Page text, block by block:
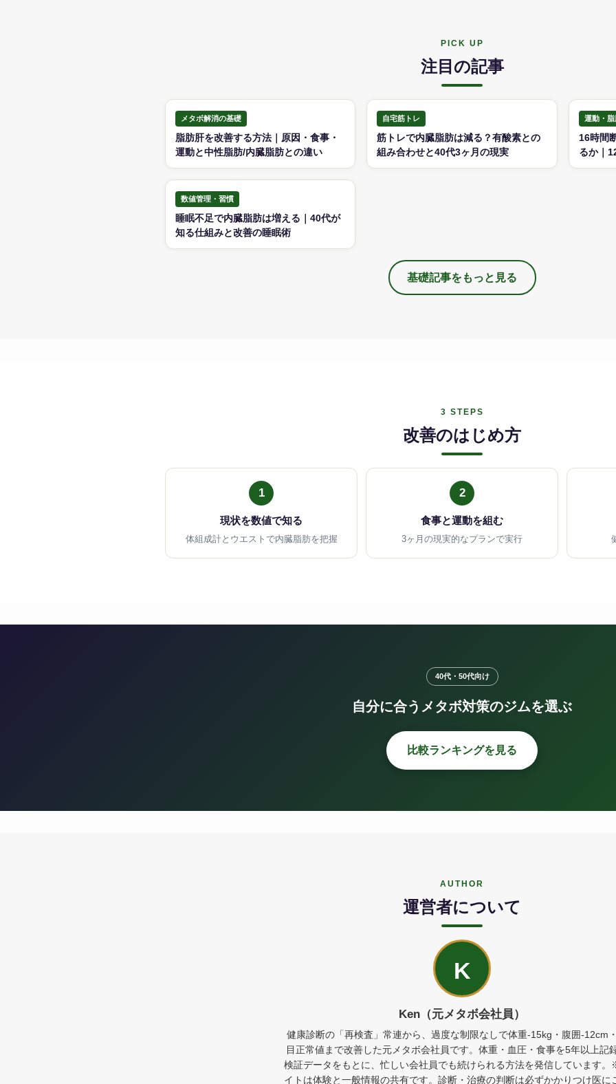
PICK UP
注目の記事
メタボ解消の基礎
脂肪肝を改善する方法｜原因・食事・
運動と中性脂肪/内臓脂肪との違い
自宅筋トレ
筋トレで内臓脂肪は減る？有酸素との
組み合わせと40代3ヶ月の現実
運動・
16時間
るか｜
デンス
数値管理・習慣
睡眠不足で内臓脂肪は増える｜40代が
知る仕組みと改善の睡眠術
基礎記事をもっと見る
3 STEPS
改善のはじめ方
1
現状を数値で知る
体組成計とウエストで内臓脂肪を把握
2
食事と運動を組む
3ヶ月の現実的なプランで実行
40代・50代向け
自分に合うメタボ対策のジムを選ぶ
比較ランキングを見る
AUTHOR
運営者について
K
Ken（元メタボ会社員）
健康診断の「再検査」常連から、過度な制限なしで体重-15kg・腹囲-12cm
目正常値まで改善した元メタボ会社員です。体重・血圧・食事を5年以上記
検証データをもとに、忙しい会社員でも続けられる方法を発信しています
イトは体験と一般情報の共有です。診断・治療の判断は必ずかかりつけ医に